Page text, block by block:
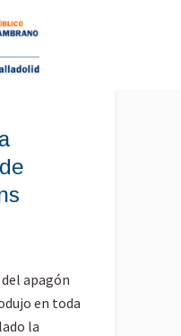
apagón
en toda
la